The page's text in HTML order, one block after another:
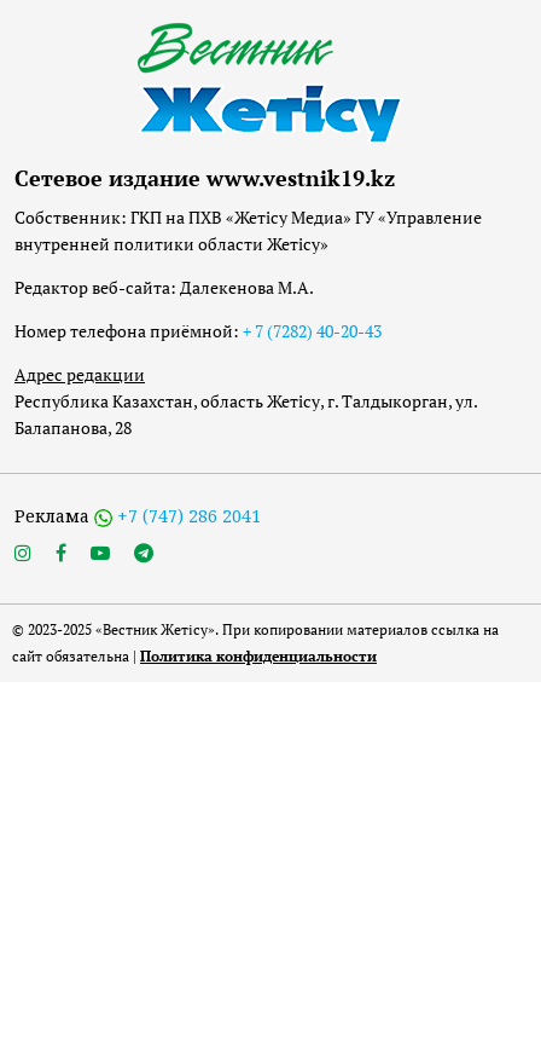
Сетевое издание www.vestnik19.kz
Собственник: ГКП на ПХВ «Жетісу Медиа» ГУ «Управление
внутренней политики области Жетісу»
Редактор веб-сайта: Далекенова М.А.
Номер телефона приёмной: + 7 (7282) 40-20-43
Адрес редакции
Республика Казахстан, область Жетісу, г. Талдыкорган, ул.
Балапанова, 28
Реклама +7 (747) 286 2041
© 2023-2025 «Вестник Жетісу». При копировании материалов ссылка на
сайт обязательна | Политика конфиденциальности